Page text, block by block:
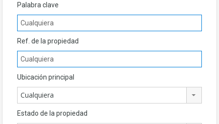
Palabra clave
Ref. de la propiedad
Ubicación principal
Cualquiera
Estado de la propiedad